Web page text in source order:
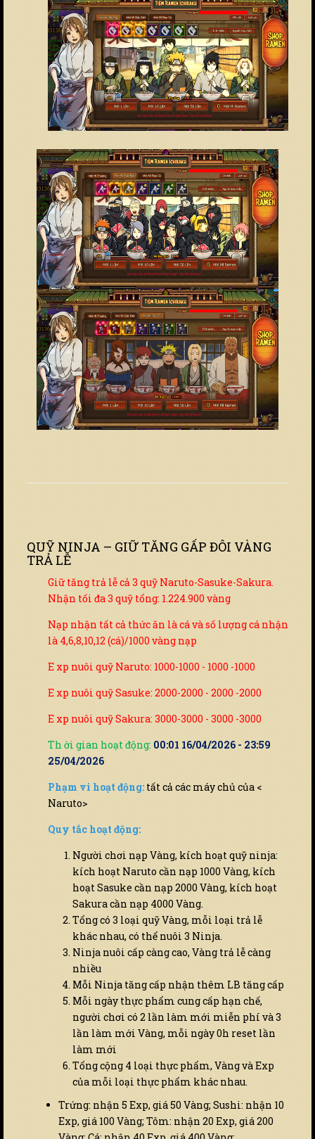
QUỸ NINJA – GIỮ TĂNG GẤP ĐÔI VÀNG
TRẢ LỄ
Giữ tăng trả lễ cả 3 quỹ Naruto-Sasuke-Sakura.
Nhận tối đa 3 quỹ tổng: 1.224.900 vàng
Nạp nhận tất cả thức ăn là cá và số lượng cá nhận
là 4,6,8,10,12 (cá)/1000 vàng nạp
E xp nuôi quỹ Naruto: 1000-1000 - 1000 -1000
E xp nuôi quỹ Sasuke: 2000-2000 - 2000 -2000
E xp nuôi quỹ Sakura: 3000-3000 - 3000 -3000
Th ời gian hoạt động: 00:01 16/04/2026 - 23:59
25/04/2026
Phạm vi hoạt động: tất cả các máy chủ của <
Naruto>
Quy tắc hoạt động:
Người chơi nạp Vàng, kích hoạt quỹ ninja:
kích hoạt Naruto cần nạp 1000 Vàng, kích
hoạt Sasuke cần nạp 2000 Vàng, kích hoạt
Sakura cần nạp 4000 Vàng.
Tổng có 3 loại quỹ Vàng, mỗi loại trả lễ
khác nhau, có thể nuôi 3 Ninja.
Ninja nuôi cấp càng cao, Vàng trả lễ càng
nhiều
Mỗi Ninja tăng cấp nhận thêm LB tăng cấp
Mỗi ngày thực phẩm cung cấp hạn chế,
người chơi có 2 lần làm mới miễn phí và 3
lần làm mới Vàng, mỗi ngày 0h reset lần
làm mới
Tổng cộng 4 loại thực phẩm, Vàng và Exp
của mỗi loại thực phẩm khác nhau.
Trứng: nhận 5 Exp, giá 50 Vàng; Sushi: nhận 10
Exp, giá 100 Vàng; Tôm: nhận 20 Exp, giá 200